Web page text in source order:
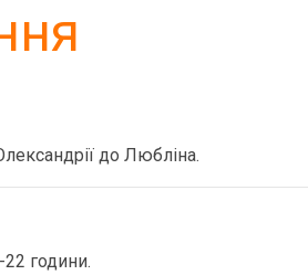
до Любліна.
години.